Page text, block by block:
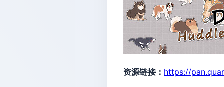
资源链接： https://